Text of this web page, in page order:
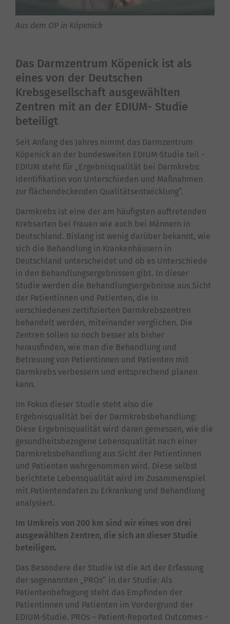
Aus dem OP in Köpenick
Das Darmzentrum Köpenick ist als
eines von der Deutschen
Krebsgesellschaft ausgewählten
Zentren mit an der EDIUM- Studie
beteiligt
Seit Anfang des Jahres nimmt das Darmzentrum
Köpenick an der bundesweiten EDIUM-Studie teil -
EDIUM steht für „Ergebnisqualität bei Darmkrebs:
Identifikation von Unterschieden und Maßnahmen
zur flächendeckenden Qualitätsentwicklung“.
Darmkrebs ist eine der am häufigsten auftretenden
Krebsarten bei Frauen wie auch bei Männern in
Deutschland. Bislang ist wenig darüber bekannt, wie
sich die Behandlung in Krankenhäusern in
Deutschland unterscheidet und ob es Unterschiede
in den Behandlungsergebnissen gibt. In dieser
Studie werden die Behandlungsergebnisse aus Sicht
der Patientinnen und Patienten, die in
verschiedenen zertifizierten Darmkrebszentren
behandelt werden, miteinander verglichen. Die
Zentren sollen so noch besser als bisher
herausfinden, wie man die Behandlung und
Betreuung von Patientinnen und Patienten mit
Darmkrebs verbessern und entsprechend planen
kann.
Im Fokus dieser Studie steht also die
Ergebnisqualität bei der Darmkrebsbehandlung:
Diese Ergebnisqualität wird daran gemessen, wie die
gesundheitsbezogene Lebensqualität nach einer
Darmkrebsbehandlung aus Sicht der Patientinnen
und Patienten wahrgenommen wird. Diese selbst
berichtete Lebensqualität wird im Zusammenspiel
mit Patientendaten zu Erkrankung und Behandlung
analysiert.
Im Umkreis von 200 km sind wir eines von drei
ausgewählten Zentren, die sich an dieser Studie
beteiligen.
Das Besondere der Studie ist die Art der Erfassung
der sogenannten „PROs“ in der Studie: Als
Patientenbefragung steht das Empfinden der
Patientinnen und Patienten im Vordergrund der
EDIUM-Studie. PROs – Patient-Reported Outcomes –